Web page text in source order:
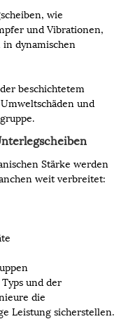
wie
und Vibrationen,
in dynamischen
beschichtetem
und
Stärke werden
weit verbreitet:
und der
die
Leistung sicherstellen.